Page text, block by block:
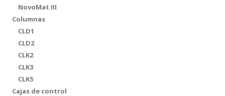
NovoMat III
Columnas
CLD1
CLD2
CLK2
CLK3
CLK5
Cajas de control